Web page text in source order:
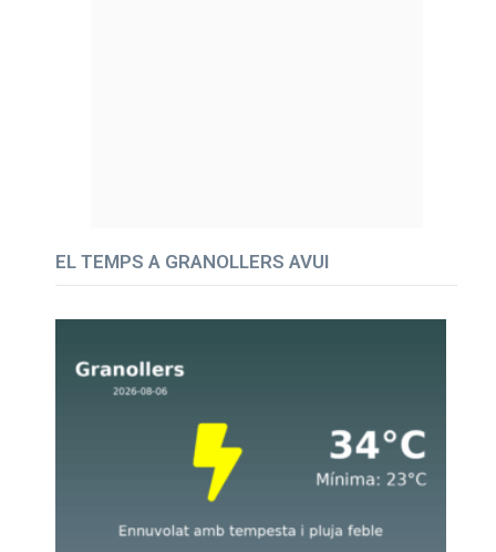
EL TEMPS A GRANOLLERS AVUI